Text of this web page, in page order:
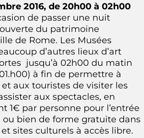
2016, de 20h00 à 02h00
de passer une nuit
du patrimoine
de Rome. Les Musées
d’autres lieux d’art
jusqu’à 02h00 du matin
à fin de permettre à
aux touristes de visiter les
aux spectacles, en
1€ par personne pour l’entrée
ou bien de forme gratuite dans
sites culturels à accès libre.